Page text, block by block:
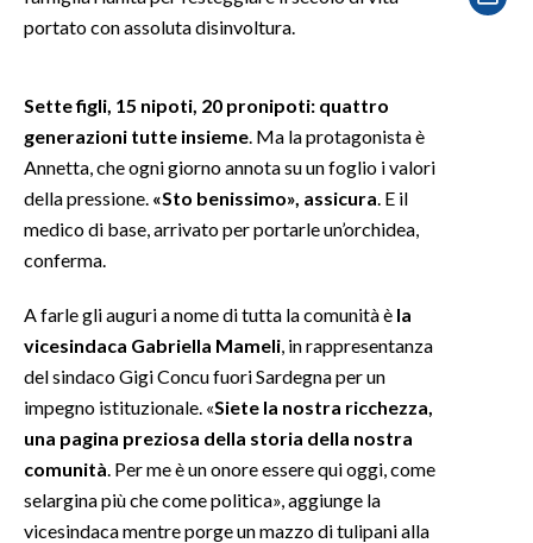
NOTIZIE
#CARAUNIONE
3 MINUTI CON
INSULARITÀ
ABBONATI
NECROLOGI
PUBBLICITÀ
SPIAGGE
STORE
portato con assoluta disinvoltura.
Sette figli, 15 nipoti, 20 pronipoti: quattro
generazioni tutte insieme . Ma la protagonista è
Annetta, che ogni giorno annota su un foglio i valori
della pressione. «Sto benissimo», assicura . E il
medico di base, arrivato per portarle un’orchidea,
conferma.
A farle gli auguri a nome di tutta la comunità è la
vicesindaca Gabriella Mameli , in rappresentanza
del sindaco Gigi Concu fuori Sardegna per un
impegno istituzionale. «Siete la nostra ricchezza,
una pagina preziosa della storia della nostra
comunità . Per me è un onore essere qui oggi, come
selargina più che come politica», aggiunge la
vicesindaca mentre porge un mazzo di tulipani alla